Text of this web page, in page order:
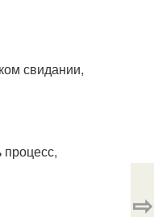
свидании,
процесс,
⇨